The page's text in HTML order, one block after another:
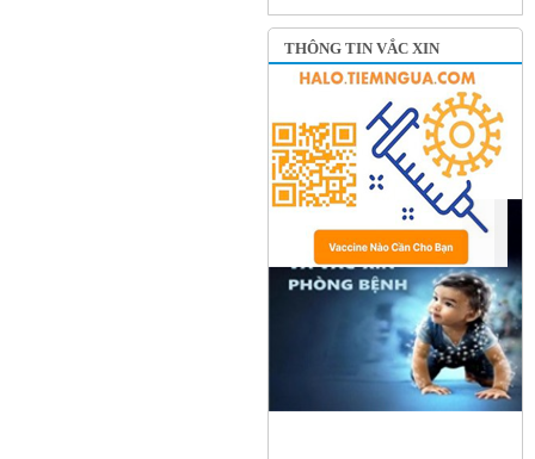
THÔNG TIN VẮC XIN